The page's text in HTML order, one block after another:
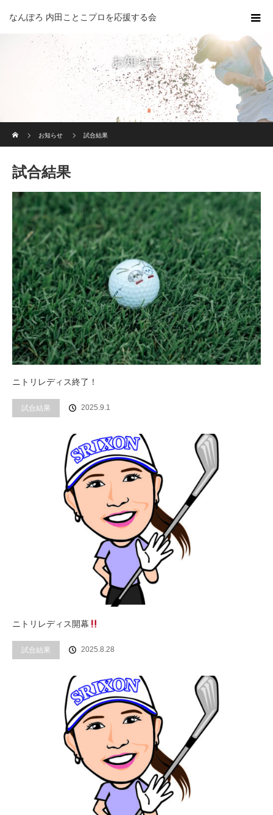
なんぽろ 内田ことこプロを応援する会
お知らせ
お知らせ
試合結果
試合結果
ニトリレディス終了！
試合結果 2025.9.1
ニトリレディス開幕
試合結果 2025.8.28